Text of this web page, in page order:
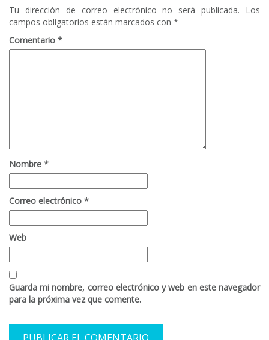
Tu dirección de correo electrónico no será publicada.
Los
campos obligatorios están marcados con *
Comentario *
Nombre *
Correo electrónico *
Web
Guarda mi nombre, correo electrónico y web en este navegador
para la próxima vez que comente.